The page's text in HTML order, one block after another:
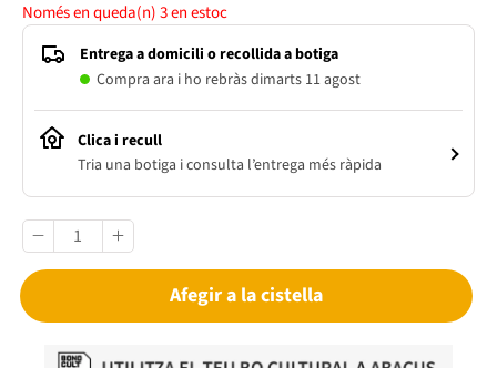
Només en queda(n)3en estoc
Entrega a domicili o recollida a botiga
Compra ara i ho rebràs dimarts 11 agost
Clica i recull
Tria una botiga i consulta l’entrega més ràpida
Afegir a la cistella